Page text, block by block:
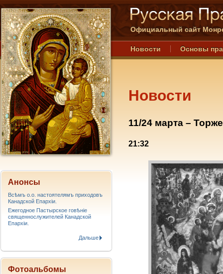
Официальный сайт
Новости Основы
Новости
11/24 марта –
21:32
Анонсы
Всѣмъ о.о. настоятелямъ приходовъ
Канадской Епархiи.
Ежегодное Пастырское говѣніе
священнослужителей Канадской
Епархіи.
Дальше
Фотоальбомы